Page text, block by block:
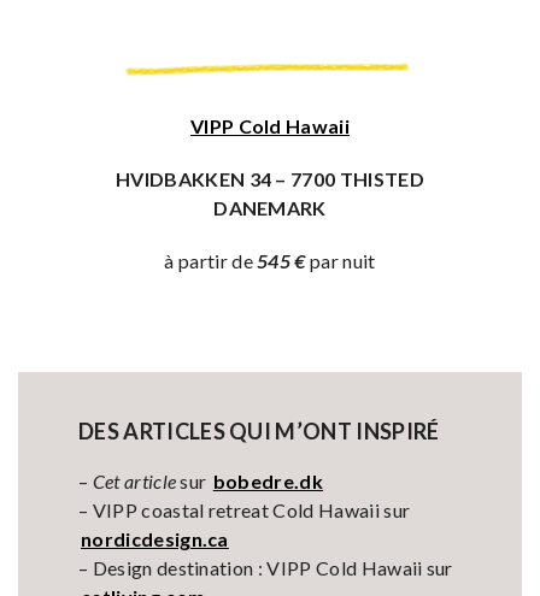
VIPP Cold Hawaii
HVIDBAKKEN 34 – 7700 THISTED
DANEMARK
à partir de545 €par nuit
DES ARTICLES QUI M’ONT INSPIRÉ
– Cet articlesur bobedre.dk
– VIPP coastal retreat Cold Hawaii sur
nordicdesign.ca
– Design destination : VIPP Cold Hawaii sur